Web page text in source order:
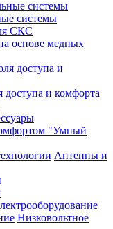
системы
СКС
основе медных
и комфорта
"Умный
Антенны и
Низковольтное